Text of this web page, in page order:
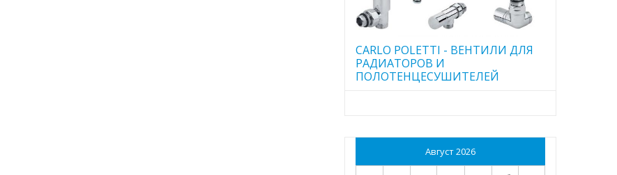
CARLO POLETTI - ВЕНТИЛИ ДЛЯ
РАДИАТОРОВ И
ПОЛОТЕНЦЕСУШИТЕЛЕЙ
Август 2026